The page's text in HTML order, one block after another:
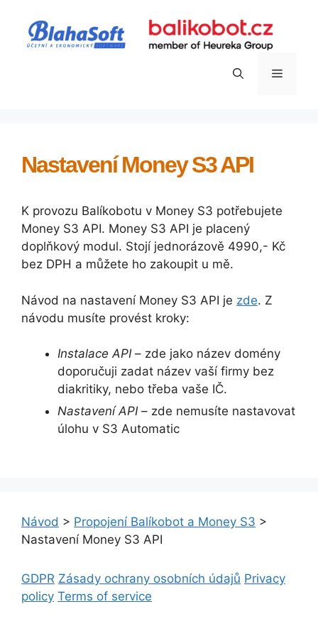
obsah
Menu
Nastavení Money S3 API
K provozu Balíkobotu v Money S3 potřebujete
Money S3 API. Money S3 API je placený
doplňkový modul. Stojí jednorázově 4990,- Kč
bez DPH a můžete ho zakoupit u mě.
Návod na nastavení Money S3 API je zde. Z
návodu musíte provést kroky:
Instalace API– zde jako název domény
doporučuji zadat název vaší firmy bez
diakritiky, nebo třeba vaše IČ.
Nastavení API– zde nemusíte nastavovat
úlohu v S3 Automatic
Návod > Propojení Balíkobot a Money S3 >
Nastavení Money S3 API
GDPR Zásady ochrany osobních údajů Privacy
policy Terms of service